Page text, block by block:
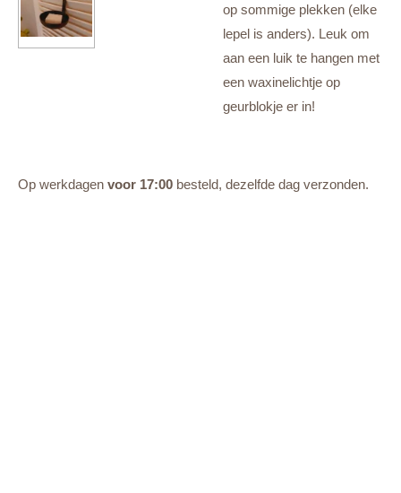
op sommige plekken (elke
lepel is anders). Leuk om
aan een luik te hangen met
een waxinelichtje op
geurblokje er in!
Op werkdagen voor 17:00 besteld, dezelfde dag verzonden.